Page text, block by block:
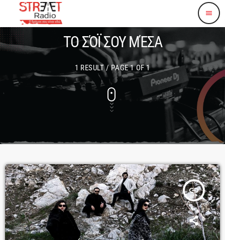
menu
ΤΟ ΣΌΪ ΣΟΥ ΜΈΣΑ
1 RESULT / PAGE 1 OF 1
insert_link